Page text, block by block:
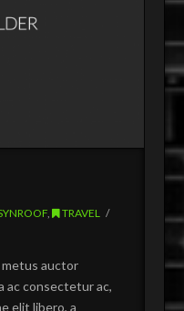
,
TRAVEL
metus auctor
ac consectetur ac,
elit libero, a